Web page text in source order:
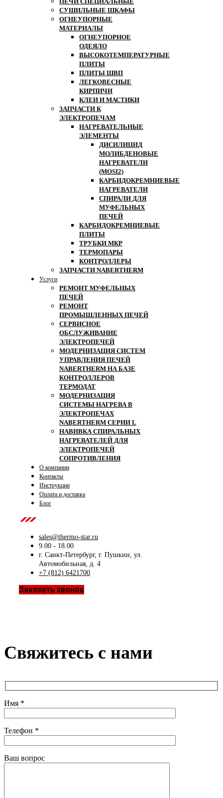
СУШИЛЬНЫЕ ШКАФЫ
ОГНЕУПОРНЫЕ
МАТЕРИАЛЫ
ОГНЕУПОРНОЕ
ОДЕЯЛО
ВЫСОКОТЕМПЕРАТУРНЫЕ
ПЛИТЫ
ПЛИТЫ ШВП
ЛЕГКОВЕСНЫЕ
КИРПИЧИ
КЛЕИ И МАСТИКИ
ЗАПЧАСТИ К
ЭЛЕКТРОПЕЧАМ
НАГРЕВАТЕЛЬНЫЕ
ЭЛЕМЕНТЫ
ДИСИЛИЦИД
МОЛИБДЕНОВЫЕ
НАГРЕВАТЕЛИ
(MOSI2)
КАРБИДОКРЕМНИЕВЫЕ
НАГРЕВАТЕЛИ
СПИРАЛИ ДЛЯ
МУФЕЛЬНЫХ
ПЕЧЕЙ
КАРБИДОКРЕМНИЕВЫЕ
ПЛИТЫ
ТРУБКИ МКР
ТЕРМОПАРЫ
КОНТРОЛЛЕРЫ
ЗАПЧАСТИ NABERTHERM
Услуги
РЕМОНТ МУФЕЛЬНЫХ
ПЕЧЕЙ
РЕМОНТ
ПРОМЫШЛЕННЫХ ПЕЧЕЙ
СЕРВИСНОЕ
ОБСЛУЖИВАНИЕ
ЭЛЕКТРОПЕЧЕЙ
МОДЕРНИЗАЦИЯ СИСТЕМ
УПРАВЛЕНИЯ ПЕЧЕЙ
NABERTHERM НА БАЗЕ
КОНТРОЛЛЕРОВ
ТЕРМОДАТ
МОДЕРНИЗАЦИЯ
СИСТЕМЫ НАГРЕВА В
ЭЛЕКТРОПЕЧАХ
NABERTHERM СЕРИИ L
НАВИВКА СПИРАЛЬНЫХ
НАГРЕВАТЕЛЕЙ ДЛЯ
ЭЛЕКТРОПЕЧЕЙ
СОПРОТИВЛЕНИЯ
О компании
Контакты
Инструкции
Оплата и доставка
Блог
sales@thermo-star.ru
9.00 - 18.00
г. Санкт-Петербург, г. Пушкин, ул.
Автомобильная, д. 4
+7 (812) 6421700
Заказать звонок
Свяжитесь с нами
Имя *
Телефон *
Ваш вопрос